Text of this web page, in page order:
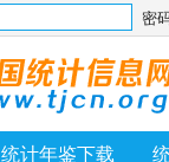
密
统计年鉴下载